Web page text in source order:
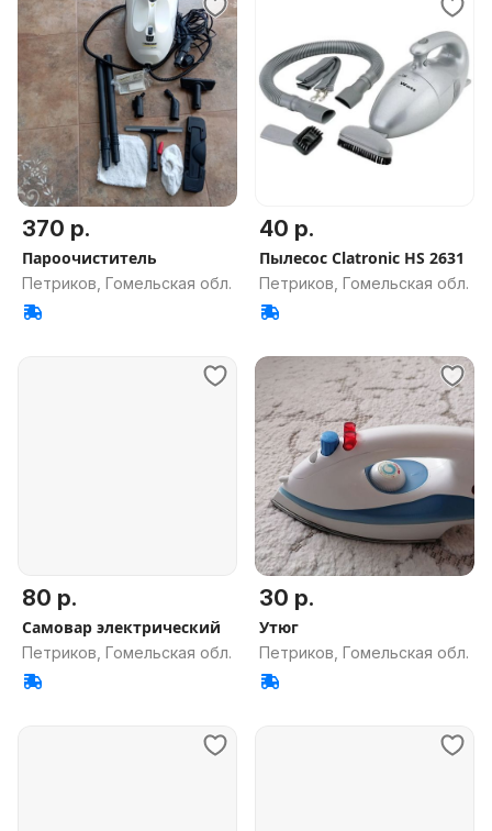
370 р.
Пароочиститель
Петриков, Гомельская обл.
40 р.
Пылесос Clatronic HS 2631
Петриков, Гомельская обл.
80 р.
Самовар электрический
Петриков, Гомельская обл.
30 р.
Утюг
Петриков, Гомельская обл.